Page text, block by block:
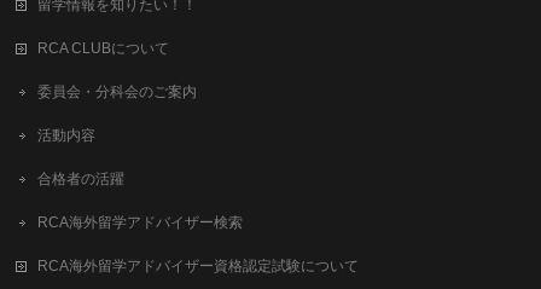
留学情報を知りたい！！
RCA CLUBについて
委員会・分科会のご案内
活動内容
合格者の活躍
RCA海外留学アドバイザー検索
RCA海外留学アドバイザー資格認定試験について